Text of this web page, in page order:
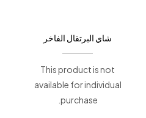
شاي البرتقال الفاخر
This product is not
available for individual
purchase.